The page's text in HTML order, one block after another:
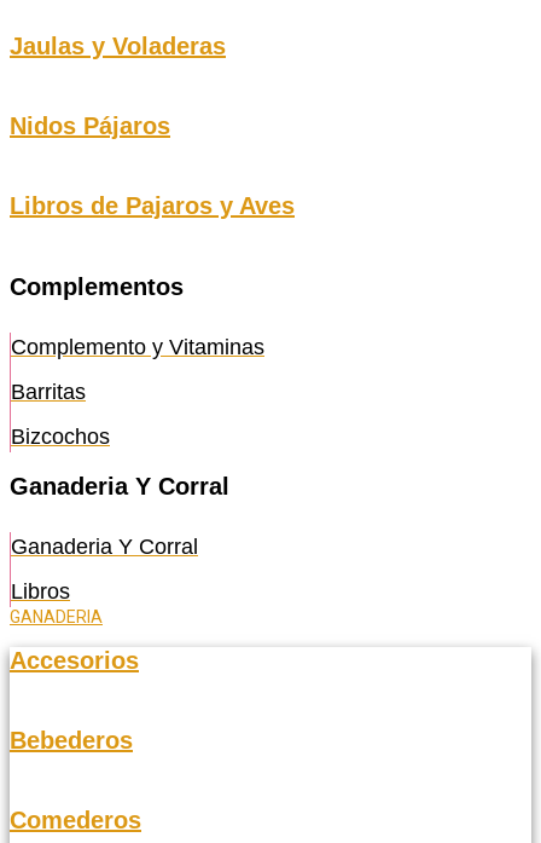
Jaulas y Voladeras
Nidos Pájaros
Libros de Pajaros y Aves
Complementos
Complemento y Vitaminas
Barritas
Bizcochos
Ganaderia Y Corral
Ganaderia Y Corral
Libros
GANADERIA
Accesorios
Bebederos
Comederos